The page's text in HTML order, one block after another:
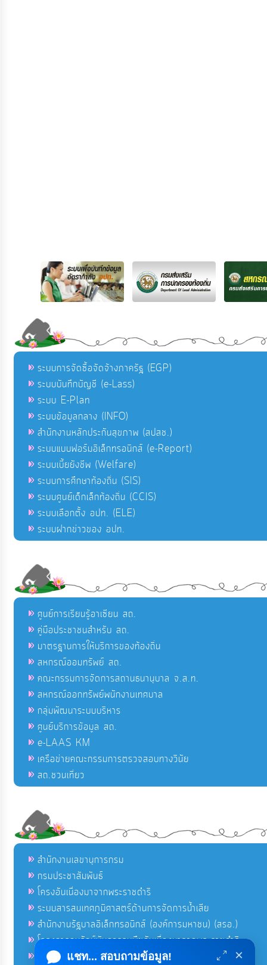
ระบบการจัดซื้อจัดจ้างภาครัฐ (EGP)
ระบบบันทึกบัญชี (e-Lass)
ระบบ E-Plan
ระบบข้อมูลกลาง (INFO)
สำนักงานหลักประกันสุขภาพ (สปสช.)
ระบบแบบฟอร์มอิเล็กทรอนิกส์ (e-Report)
ระบบเบี้ยยังชีพ (Welfare)
ระบบการศึกษาท้องถิ่น (SIS)
ระบบศูนย์เด็กเล็กท้องถิ่น (CCIS)
ระบบเลือกตั้ง อปท. (ELE)
ระบบฝากข่าวของ อปท.
ศูนย์การเรียนรู้อาเซียน สถ.
คู่มือประชาชนสำหรับ สถ.
มาตรฐานการให้บริการของท้องถิ่น
สหกรณ์ออมทรัพย์ สถ.
คณะกรรมการจัดการสถานธนานุบาล จ.ส.ท.
สหกรณ์ออกทรัพย์พนักงานเทศบาล
กลุ่มพัฒนาระบบบริหาร
ศูนย์บริการข้อมูล สถ.
e-LAAS KM
เครือข่ายคณะกรรมการตรวจสอบทางวินัย
สถ.ชวนเที่ยว
สำนักงานเลขานุการกรม
กรมประชาสัมพันธ์
โครงอันเนื่องมาจากพระราชดำริ
ระบบสารสนเทศภูมิศาสตร์ด้านการจัดการน้ำเสีย
สำนักงานรัฐบาลอิเล็กทรอนิกส์ (องค์การมหาชน) (สรอ.)
โครงการอนุรักษ์พันธุกรรมพืชอันเนื่องมาจากพระราชดำริ
คลังข่าวมหาไทย
แชท... สอบถามข้อมูล! ×